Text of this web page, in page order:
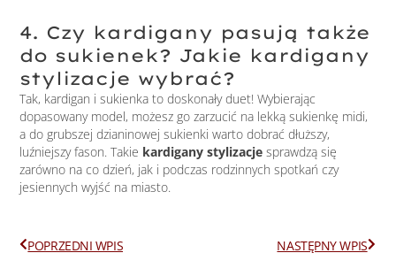
4. Czy kardigany pasują także
do sukienek? Jakie kardigany
stylizacje wybrać?
Tak, kardigan i sukienka to doskonały duet! Wybierając
dopasowany model, możesz go zarzucić na lekką sukienkę midi,
a do grubszej dzianinowej sukienki warto dobrać dłuższy,
luźniejszy fason. Takie kardigany stylizacje sprawdzą się
zarówno na co dzień, jak i podczas rodzinnych spotkań czy
jesiennych wyjść na miasto.
Prev
POPRZEDNI WPIS NASTĘPNY WPISNext